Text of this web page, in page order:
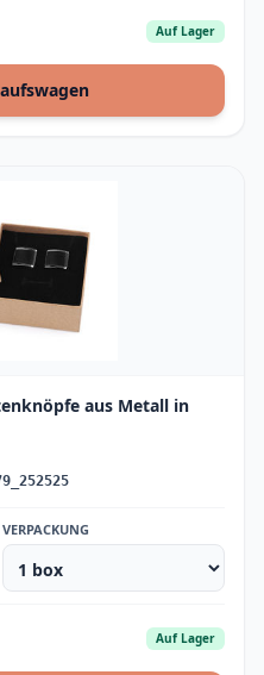
Auf Lager
aus Metall in
VERPACKUNG
Auf Lager